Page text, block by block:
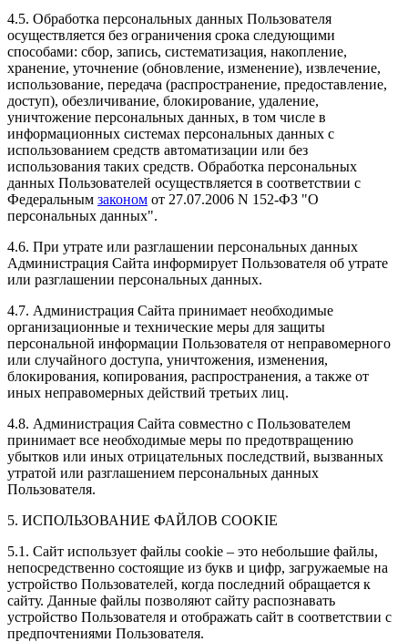
4.5. Обработка персональных данных Пользователя
осуществляется без ограничения срока следующими
способами: сбор, запись, систематизация, накопление,
хранение, уточнение (обновление, изменение), извлечение,
использование, передача (распространение, предоставление,
доступ), обезличивание, блокирование, удаление,
уничтожение персональных данных, в том числе в
информационных системах персональных данных с
использованием средств автоматизации или без
использования таких средств. Обработка персональных
данных Пользователей осуществляется в соответствии с
Федеральным законом от 27.07.2006 N 152-ФЗ "О
персональных данных".
4.6. При утрате или разглашении персональных данных
Администрация Сайта информирует Пользователя об утрате
или разглашении персональных данных.
4.7. Администрация Сайта принимает необходимые
организационные и технические меры для защиты
персональной информации Пользователя от неправомерного
или случайного доступа, уничтожения, изменения,
блокирования, копирования, распространения, а также от
иных неправомерных действий третьих лиц.
4.8. Администрация Сайта совместно с Пользователем
принимает все необходимые меры по предотвращению
убытков или иных отрицательных последствий, вызванных
утратой или разглашением персональных данных
Пользователя.
5. ИСПОЛЬЗОВАНИЕ ФАЙЛОВ COOKIE
5.1. Сайт использует файлы cookie – это небольшие файлы,
непосредственно состоящие из букв и цифр, загружаемые на
устройство Пользователей, когда последний обращается к
сайту. Данные файлы позволяют сайту распознавать
устройство Пользователя и отображать сайт в соответствии с
предпочтениями Пользователя.